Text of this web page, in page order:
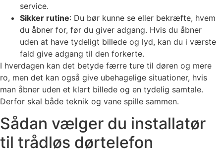
service.
Sikker rutine: Du bør kunne se eller bekræfte, hvem
du åbner for, før du giver adgang. Hvis du åbner
uden at have tydeligt billede og lyd, kan du i værste
fald give adgang til den forkerte.
I hverdagen kan det betyde færre ture til døren og mere
ro, men det kan også give ubehagelige situationer, hvis
man åbner uden et klart billede og en tydelig samtale.
Derfor skal både teknik og vane spille sammen.
Sådan vælger du installatør
til trådløs dørtelefon